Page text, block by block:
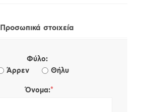
Προσωπικά στοιχεία
Φύλο:
Άρρεν
Θήλυ
Όνομα:*